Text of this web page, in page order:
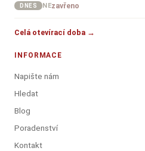
DNES NEzavřeno
Celá otevírací doba →
INFORMACE
Napište nám
Hledat
Blog
Poradenství
Kontakt